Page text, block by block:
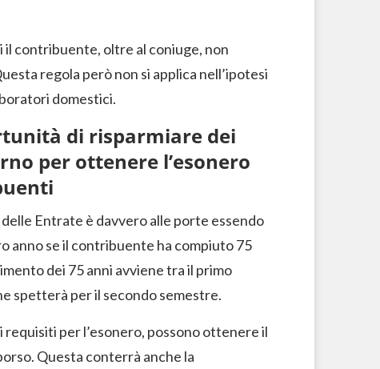
il contribuente, oltre al coniuge, non
regola però non si applica nell’ipotesi
domestici.
di risparmiare dei
per ottenere l’esonero
delle Entrate è davvero alle porte essendo
anno se il contribuente ha compiuto 75
dei 75 anni avviene tra il primo
spetterà per il secondo semestre.
per l’esonero, possono ottenere il
Questa conterrà anche la